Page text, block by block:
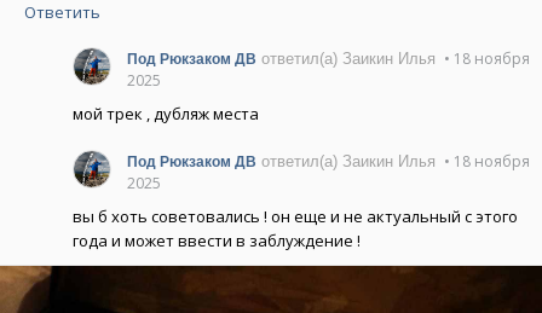
Ответить
Под Рюкзаком ДВ ответил(а) Заикин Илья • 18 ноября
2025
мой трек , дубляж места
Под Рюкзаком ДВ ответил(а) Заикин Илья • 18 ноября
2025
вы б хоть советовались ! он еще и не актуальный с этого
года и может ввести в заблуждение !